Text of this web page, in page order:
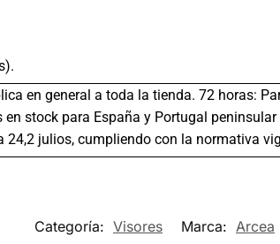
en general a toda la tienda. 72 horas:
stock para España y Portugal
julios, cumpliendo con la normativa
Categoría: Visores Marca: Arcea